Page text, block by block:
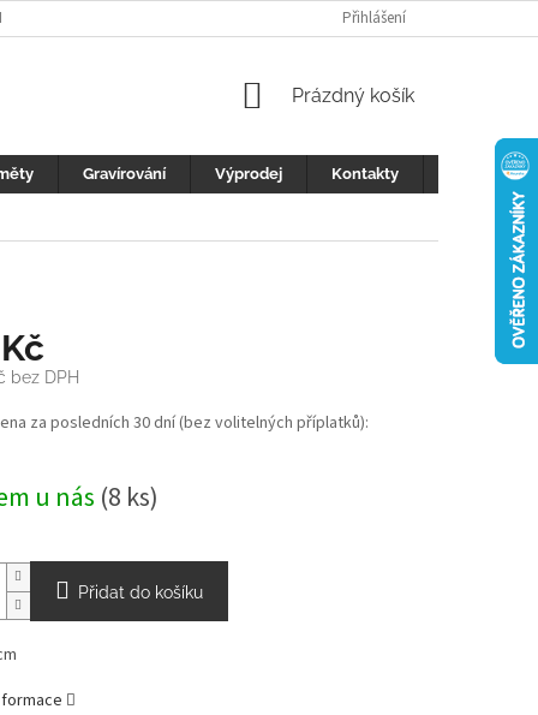
REKLAMACE
Přihlášení
NÁKUPNÍ
Prázdný košík
Gravírování Výprodej Kontakty
bez DPH
za posledních 30 dní (bez volitelných příplatků):
u nás (8 ks)
Přidat do košíku